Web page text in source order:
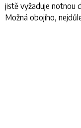
jistě vyžaduje notnou
Možná obojího,